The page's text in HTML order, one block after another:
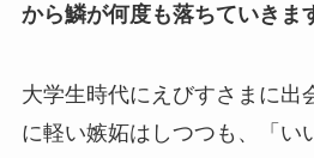
から鱗が何度も落ちていきま
大学生時代にえびすさまに出
に軽い嫉妬はしつつも、「い